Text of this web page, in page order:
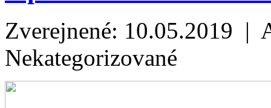
Zverejnené: 10.05.2019 |
Nekategorizované